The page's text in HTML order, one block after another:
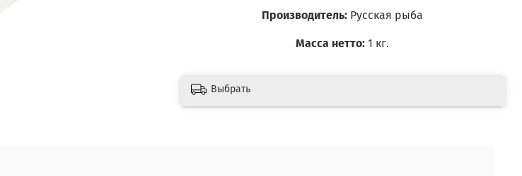
Производитель: Русская рыба
Масса нетто: 1 кг.
Выбрать